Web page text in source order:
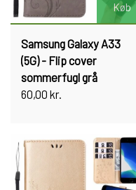
Køb
Samsung Galaxy A33
(5G) - Flip cover
sommerfugl grå
60,00 kr.